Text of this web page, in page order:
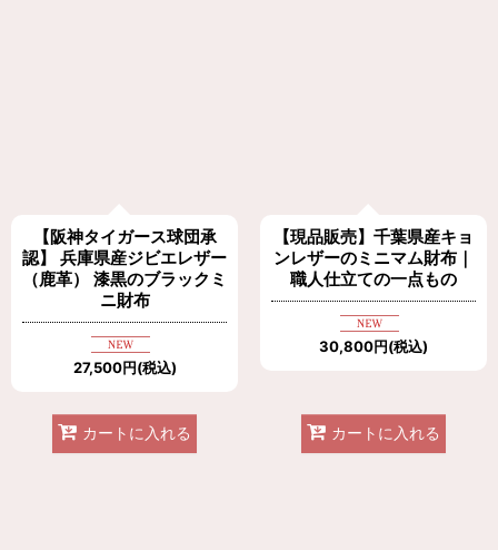
【阪神タイガース球団承
認】 兵庫県産ジビエレザー
（鹿革） 漆黒のブラックミ
ニ財布
27,500円(税込)
カートに入れる
【現品販売】千葉県産キョ
ンレザーのミニマム財布｜
職人仕立ての一点もの
30,800円(税込)
カートに入れる